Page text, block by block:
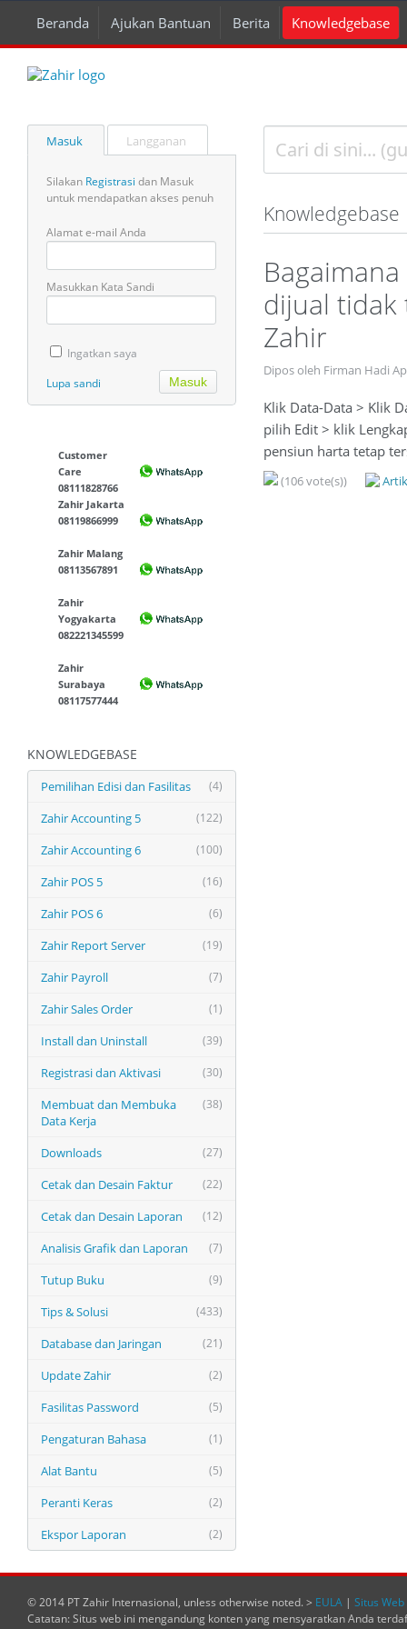
Beranda Ajukan Bantuan Berita Knowledgebase
Masuk Langganan
Silakan Registrasi dan Masuk
untuk mendapatkan akses penuh
Alamat e-mail Anda
Masukkan Kata Sandi
Ingatkan saya
Lupa sandi
Customer
Care
08111828766
Zahir Jakarta
08119866999
Zahir Malang
08113567891
Zahir
Yogyakarta
082221345599
Zahir
Surabaya
08117577444
KNOWLEDGEBASE
(4)
Pemilihan Edisi dan Fasilitas
(122)
Zahir Accounting 5
(100)
Zahir Accounting 6
(16)
Zahir POS 5
(6)
Zahir POS 6
(19)
Zahir Report Server
(7)
Zahir Payroll
(1)
Zahir Sales Order
(39)
Install dan Uninstall
(30)
Registrasi dan Aktivasi
(38)
Membuat dan Membuka
Data Kerja
(27)
Downloads
(22)
Cetak dan Desain Faktur
(12)
Cetak dan Desain Laporan
(7)
Analisis Grafik dan Laporan
(9)
Tutup Buku
(433)
Tips & Solusi
(21)
Database dan Jaringan
(2)
Update Zahir
(5)
Fasilitas Password
(1)
Pengaturan Bahasa
(5)
Alat Bantu
(2)
Peranti Keras
(2)
Ekspor Laporan
Knowledgebase
dijual tidak
Zahir
Dipos oleh Firman Hadi
Klik Data-Data > Klik
pilih Edit > klik
pensiun harta tetap
(106 vote(s))
© 2014 PT Zahir Internasional, unless otherwise noted. > EULA | Situs
Catatan: Situs web ini mengandung konten yang mensyaratkan Anda